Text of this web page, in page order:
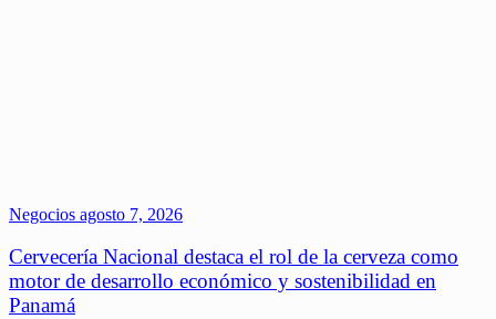
Negocios agosto 7, 2026
Cervecería Nacional destaca el rol de la cerveza como
motor de desarrollo económico y sostenibilidad en
Panamá